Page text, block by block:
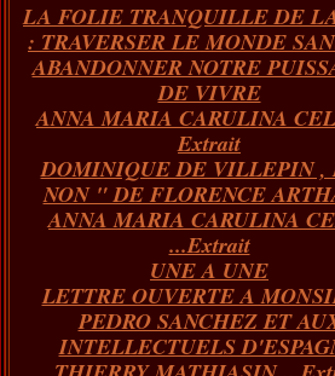
LA FOLIE TRANQUILLE DE
: TRAVERSER LE MONDE
ABANDONNER NOTRE
DE VIVRE
ANNA MARIA CARULINA
Extrait
DOMINIQUE DE VILLEPIN
NON " DE FLORENCE
ANNA MARIA CARULINA
...Extrait
UNE A UNE
LETTRE OUVERTE A
PEDRO SANCHEZ ET
INTELLECTUELS